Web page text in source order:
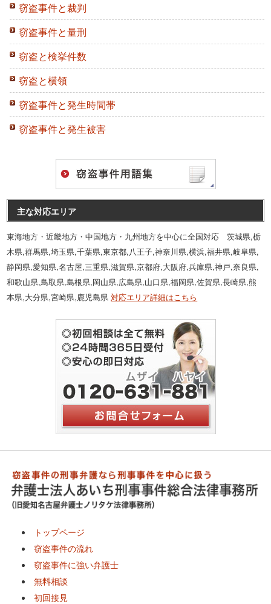
窃盗事件と裁判
窃盗事件と量刑
窃盗と検挙件数
窃盗と横領
窃盗事件と発生時間帯
窃盗事件と発生被害
主な対応エリア
東海地方・近畿地方・中国地方・九州地方を中心に全国対応 茨城県,栃
木県,群馬県,埼玉県,千葉県,東京都,八王子,神奈川県,横浜,福井県,岐阜県,
静岡県,愛知県,名古屋,三重県,滋賀県,京都府,大阪府,兵庫県,神戸,奈良県,
和歌山県,鳥取県,島根県,岡山県,広島県,山口県,福岡県,佐賀県,長崎県,熊
本県,大分県,宮崎県,鹿児島県対応エリア詳細はこちら
トップページ
窃盗事件の流れ
窃盗事件に強い弁護士
無料相談
初回接見